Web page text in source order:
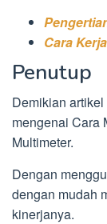
Cara
Penutup
Demikian artikel
mengenai Cara
Multimeter.
Dengan
dengan mudah
kinerjanya.